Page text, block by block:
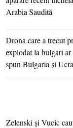
Arabia Saudită
Drona care a trecut
explodat la bulgari
spun Bulgaria şi
Zelenski şi Vucic